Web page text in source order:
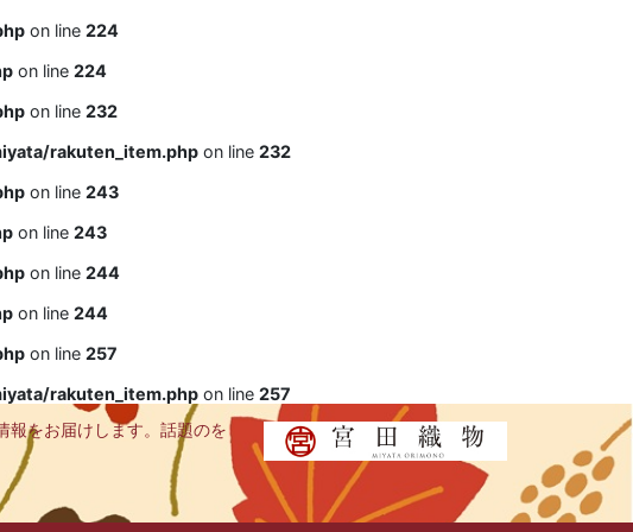
on line 224
on line 224
on line 232
rakuten_item.php on line 232
on line 243
on line 243
on line 244
on line 244
on line 257
rakuten_item.php on line 257
報をお届けします。話題のを